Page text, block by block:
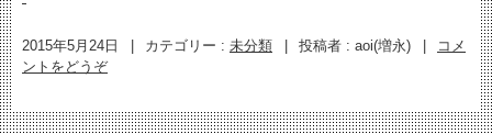
2015年5月24日 カテゴリー : 未分類 投稿者 : aoi(増永)
コメ
ントをどうぞ